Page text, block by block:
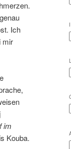
Ich
mir
im
Kouba.